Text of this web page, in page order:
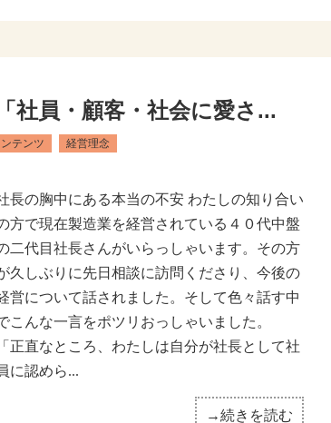
社員・顧客・社会に愛さ...
テンツ 経営理念
長の胸中にある本当の不安 わたしの知り合い
方で現在製造業を経営されている４０代中盤
二代目社長さんがいらっしゃいます。その方
久しぶりに先日相談に訪問くださり、今後の
営について話されました。そして色々話す中
こんな一言をポツリおっしゃいました。
「正直なところ、わたしは自分が社長として社
に認めら...
→続きを読む